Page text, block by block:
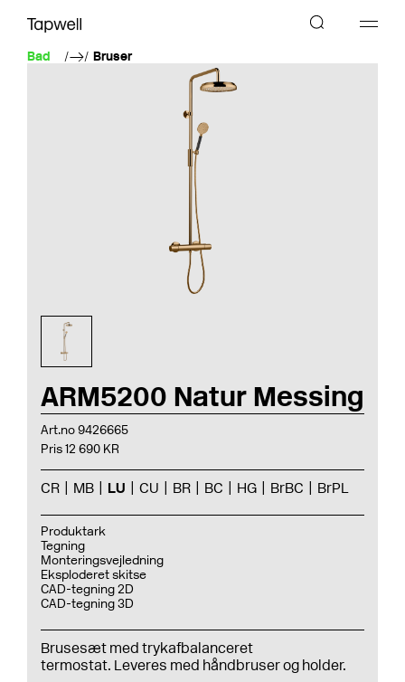
Bad Bruser
ARM5200 Natur Messing
Art.no 9426665
Pris 12 690 KR
CR MB LU CU BR BC HG BrBC BrPL
Produktark
Tegning
Monteringsvejledning
Eksploderet skitse
CAD-tegning 2D
CAD-tegning 3D
Brusesæt med trykafbalanceret
termostat. Leveres med håndbruser og holder.